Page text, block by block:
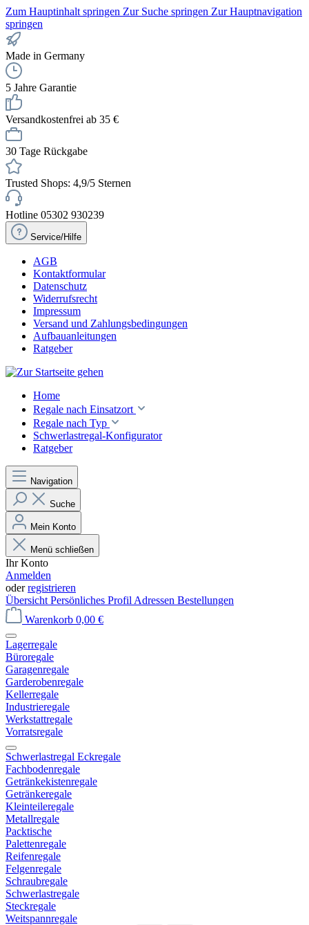
Zum Hauptinhalt springen Zur Suche springen Zur Hauptnavigation
springen
Made in Germany
5 Jahre Garantie
Versandkostenfrei ab 35 €
30 Tage Rückgabe
Trusted Shops: 4,9/5 Sternen
Hotline 05302 930239
Service/Hilfe
AGB
Kontaktformular
Datenschutz
Widerrufsrecht
Impressum
Versand und Zahlungsbedingungen
Aufbauanleitungen
Ratgeber
Home
Regale nach Einsatzort
Regale nach Typ
Schwerlastregal-Konfigurator
Ratgeber
Navigation
Suche
Mein Konto
Menü schließen
Ihr Konto
Anmelden
oderregistrieren
Übersicht Persönliches Profil Adressen Bestellungen
Warenkorb 0,00 €
Lagerregale
Büroregale
Garagenregale
Garderobenregale
Kellerregale
Industrieregale
Werkstattregale
Vorratsregale
Schwerlastregal Eckregale
Fachbodenregale
Getränkekistenregale
Getränkeregale
Kleinteileregale
Metallregale
Packtische
Palettenregale
Reifenregale
Felgenregale
Schraubregale
Schwerlastregale
Steckregale
Weitspannregale